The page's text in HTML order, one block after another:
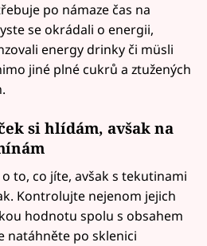
po námaze čas na
se okrádali o energii,
energy drinky či müsli
jiné plné cukrů a ztužených
si hlídám, avšak na
o to, co jíte, avšak s tekutinami
Kontrolujte nejenom jejich
hodnotu spolu s obsahem
natáhněte po sklenici